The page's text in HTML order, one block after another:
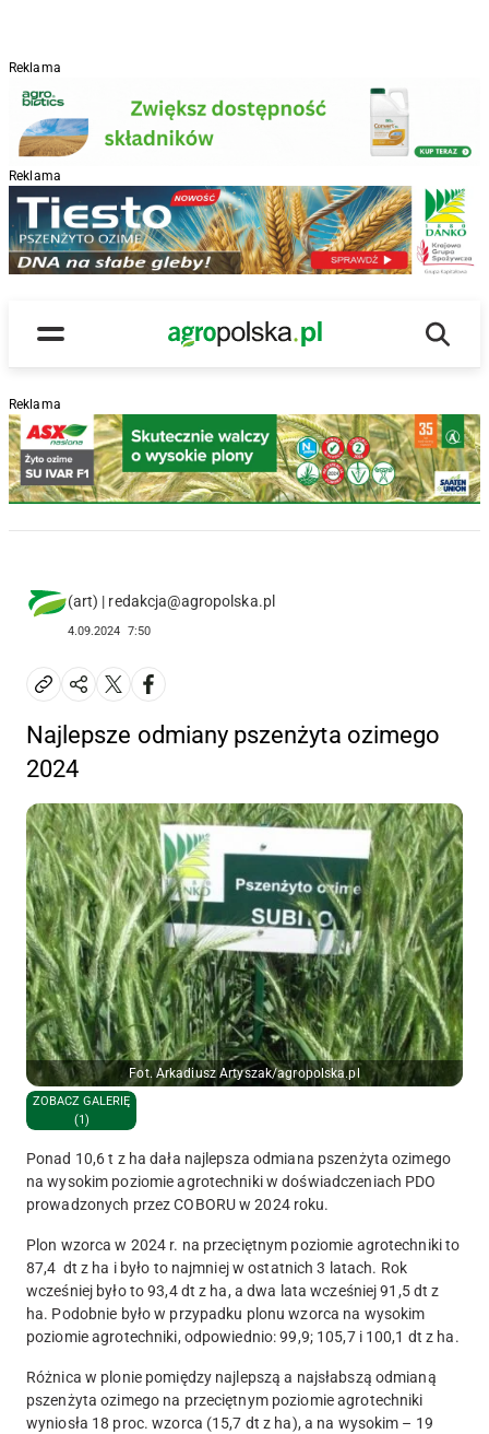
Reklama
Reklama
Menu
Main Logo
Reklama
(art) | redakcja@agropolska.pl
4.09.2024 7:50
Najlepsze odmiany pszenżyta ozimego
2024
Fot. Arkadiusz Artyszak/agropolska.pl
ZOBACZ GALERIĘ
(1)
Ponad 10,6 t z ha dała najlepsza odmiana pszenżyta ozimego
na wysokim poziomie agrotechniki w doświadczeniach PDO
prowadzonych przez COBORU w 2024 roku.
Plon wzorca w 2024 r. na przeciętnym poziomie agrotechniki to
87,4 dt z ha i było to najmniej w ostatnich 3 latach. Rok
wcześniej było to 93,4 dt z ha, a dwa lata wcześniej 91,5 dt z
ha. Podobnie było w przypadku plonu wzorca na wysokim
poziomie agrotechniki, odpowiednio: 99,9; 105,7 i 100,1 dt z ha.
Różnica w plonie pomiędzy najlepszą a najsłabszą odmianą
pszenżyta ozimego na przeciętnym poziomie agrotechniki
wyniosła 18 proc. wzorca (15,7 dt z ha), a na wysokim – 19